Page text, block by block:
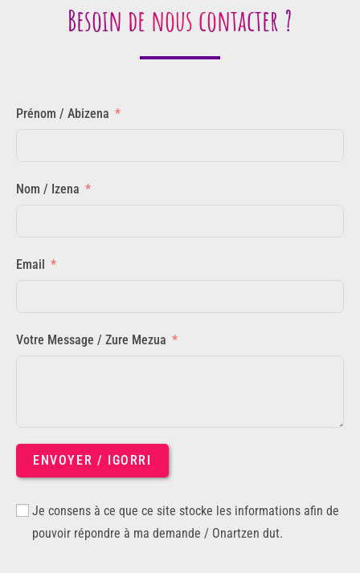
Besoin de nous contacter ?
Prénom / Abizena
Nom / Izena
Email
Votre Message / Zure Mezua
ENVOYER / IGORRI
Je consens à ce que ce site stocke les informations afin de
pouvoir répondre à ma demande / Onartzen dut.